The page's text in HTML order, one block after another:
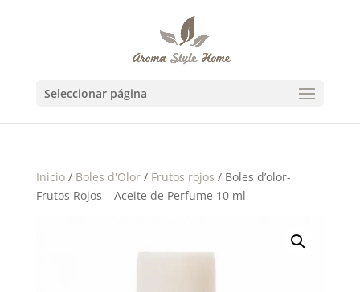
Seleccionar página
Inicio/ Boles d'Olor/ Frutos rojos / Boles d’olor-
Frutos Rojos – Aceite de Perfume 10 ml